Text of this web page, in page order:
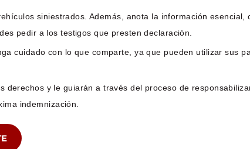
siniestrados. Además, anota la información esencial,
pedir a los testigos que presten declaración.
cuidado con lo que comparte, ya que pueden utilizar sus
derechos y le guiarán a través del proceso de
indemnización.